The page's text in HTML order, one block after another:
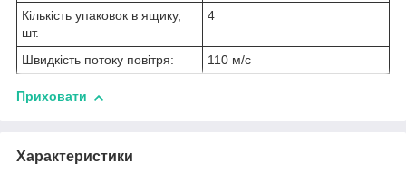
Кількість упаковок в ящику,
шт.
4
Швидкість потоку повітря: 110 м/с
Приховати
Характеристики